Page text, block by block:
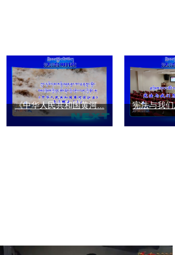
《中华人民共和国黄河... 宪法与我